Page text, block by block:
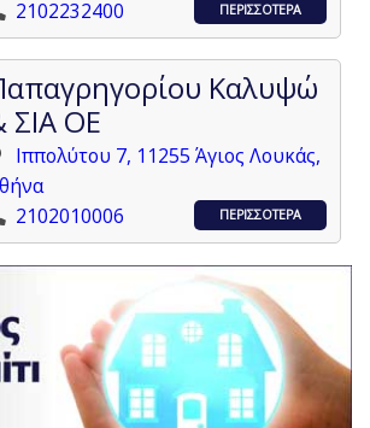
2102232400
ΠΕΡΙΣΣΟΤΕΡΑ
Καλυψώ
ΣΙΑ ΟΕ
Ιππολύτου 7, 11255 Άγιος Λουκάς,
2102010006
ΠΕΡΙΣΣΟΤΕΡΑ